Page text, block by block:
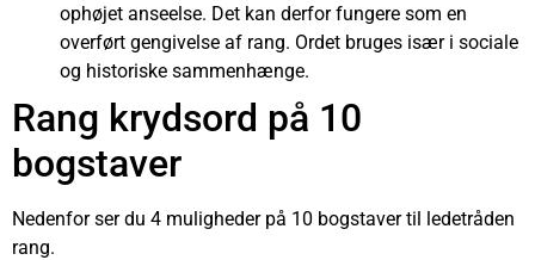
ophøjet anseelse. Det kan derfor fungere som en
overført gengivelse af rang. Ordet bruges især i sociale
og historiske sammenhænge.
Rang krydsord på 10
bogstaver
Nedenfor ser du 4 muligheder på 10 bogstaver til ledetråden
rang.